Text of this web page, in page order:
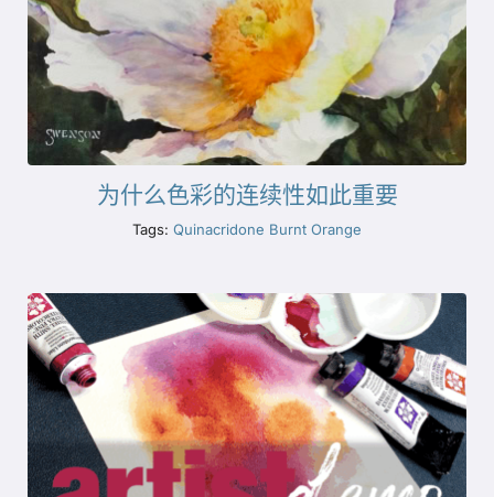
为什么色彩的连续性如此重要
Tags: Quinacridone Burnt Orange